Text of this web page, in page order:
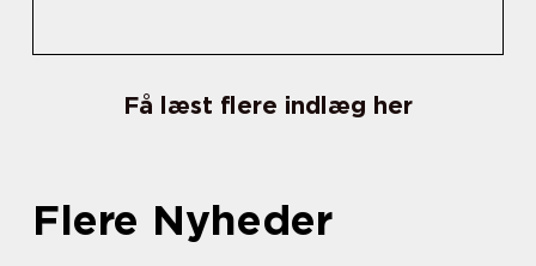
Få læst flere indlæg her
Flere Nyheder